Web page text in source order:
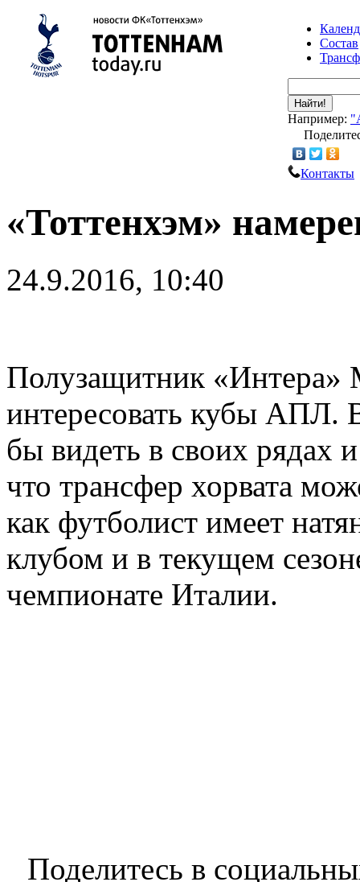
Состав
Найти!
Например:
Контакты
«Тоттенхэм»
24.9.2016, 10:40
Полузащитник «Интера»
интересовать кубы АПЛ.
бы видеть в своих рядах
что трансфер хорвата
как футболист имеет
клубом и в текущем
чемпионате Италии.
Поделитесь в